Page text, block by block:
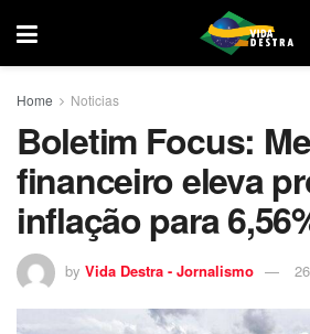
Home Noticias
Boletim Focus:
financeiro eleva
inflação para
by Vida Destra - Jornalismo